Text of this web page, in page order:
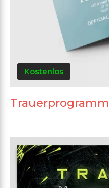
Kostenlos
Trauerprogramm